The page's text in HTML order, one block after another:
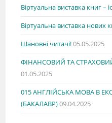
Віртуальна виставка книг –
Віртуальна виставка нових
Шановні читачі!05.05.2025
ФІНАНСОВИЙ ТА
01.05.2025
015 АНГЛІЙСЬКА МОВА В
(БАКАЛАВР)09.04.2025